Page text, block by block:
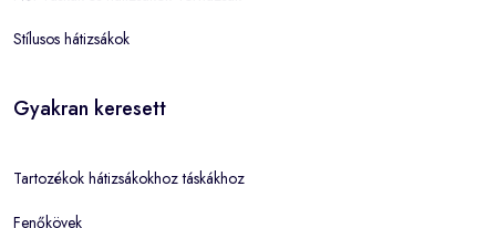
Stílusos hátizsákok
Gyakran keresett
Tartozékok hátizsákokhoz táskákhoz
Fenőkövek